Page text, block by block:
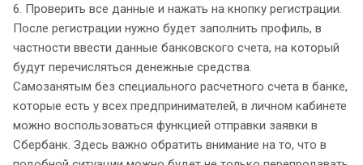
6. Проверить все данные и нажать на кнопку регистрации.
После регистрации нужно будет заполнить профиль, в
частности ввести данные банковского счета, на который
будут перечисляться денежные средства.
Самозанятым без специального расчетного счета в банке,
которые есть у всех предпринимателей, в личном кабинете
можно воспользоваться функцией отправки заявки в
Сбербанк. Здесь важно обратить внимание на то, что в